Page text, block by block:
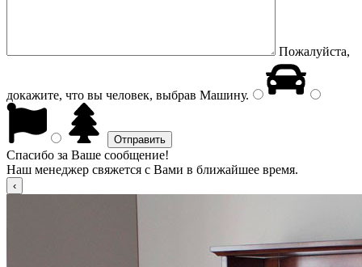
Пожалуйста,
докажите, что вы человек, выбрав Машину.
Спасибо за Ваше сообщение!
Наш менеджер свяжется с Вами в ближайшее время.